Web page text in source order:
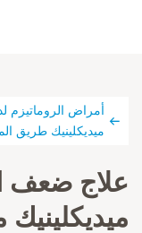
أمراض
ميديكلينيك طريق
علاج ضعف